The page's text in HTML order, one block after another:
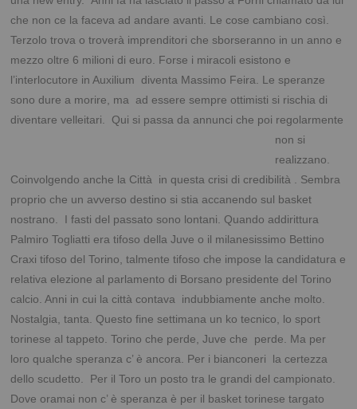
che non ce la faceva ad andare avanti. Le cose cambiano così.
Terzolo trova o troverà imprenditori che sborseranno in un anno e
mezzo oltre 6 milioni di euro. Forse i miracoli esistono e
l’interlocutore in Auxilium diventa Massimo Feira. Le speranze
sono dure a morire, ma ad essere sempre ottimisti si rischia di
diventare velleitari. Qui si passa da annunci che poi regolarmente
non si
realizzano.
Coinvolgendo anche la Città in questa crisi di credibilità . Sembra
proprio che un avverso destino si stia accanendo sul basket
nostrano. I fasti del passato sono lontani. Quando addirittura
Palmiro Togliatti era tifoso della Juve o il milanesissimo Bettino
Craxi tifoso del Torino, talmente tifoso che impose la candidatura e
relativa elezione al parlamento di Borsano presidente del Torino
calcio. Anni in cui la città contava indubbiamente anche molto.
Nostalgia, tanta. Questo fine settimana un ko tecnico, lo sport
torinese al tappeto. Torino che perde, Juve che perde. Ma per
loro qualche speranza c’ è ancora. Per i bianconeri la certezza
dello scudetto. Per il Toro un posto tra le grandi del campionato.
Dove oramai non c’ è speranza è per il basket torinese targato